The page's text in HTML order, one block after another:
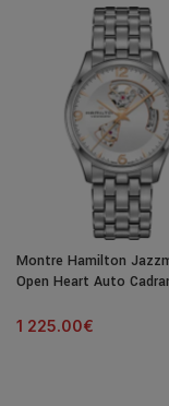
Montre Hamilton
Open Heart Auto
1 225.00€